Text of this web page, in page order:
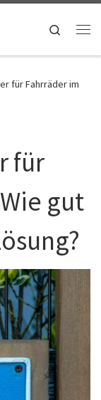
Search
für Fahrräder im
für
gut